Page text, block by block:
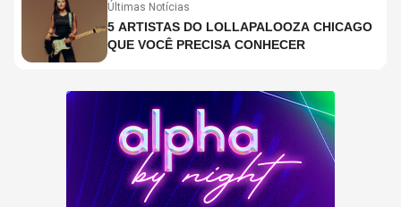
Últimas Notícias
5 ARTISTAS DO LOLLAPALOOZA CHICAGO
QUE VOCÊ PRECISA CONHECER